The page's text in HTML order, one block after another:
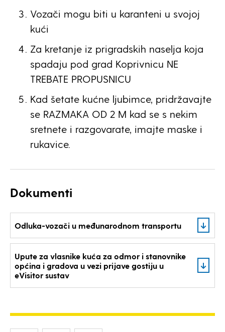
Vozači mogu biti u karanteni u svojoj
kući
Za kretanje iz prigradskih naselja koja
spadaju pod grad Koprivnicu NE
TREBATE PROPUSNICU
Kad šetate kućne ljubimce, pridržavajte
se RAZMAKA OD 2 M kad se s nekim
sretnete i razgovarate, imajte maske i
rukavice.
Dokumenti
Odluka-vozači u međunarodnom transportu
Upute za vlasnike kuća za odmor i stanovnike
općina i gradova u vezi prijave gostiju u
eVisitor sustav